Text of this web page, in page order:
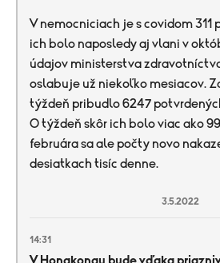
V nemocniciach je s covidom 311
ich bolo naposledy aj vlani v
údajov ministerstva
oslabuje už niekoľko mesiacov.
týždeň pribudlo 6247
O týždeň skôr ich bolo viac ako
februára sa ale počty novo
desiatkach tisíc denne.
3.5.2022
14:31
V Hongkongu bude vďaka